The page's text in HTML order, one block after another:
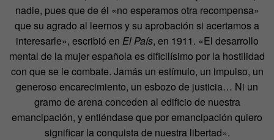
nadie, pues que de él «no esperamos otra recompensa»
que su agrado al leernos y su aprobación si acertamos a
interesarle», escribió en El País, en 1911. «El desarrollo
mental de la mujer española es dificilísimo por la hostilidad
con que se le combate. Jamás un estímulo, un impulso, un
generoso encarecimiento, un esbozo de justicia… Ni un
gramo de arena conceden al edificio de nuestra
emancipación, y entiéndase que por emancipación quiero
significar la conquista de nuestra libertad».